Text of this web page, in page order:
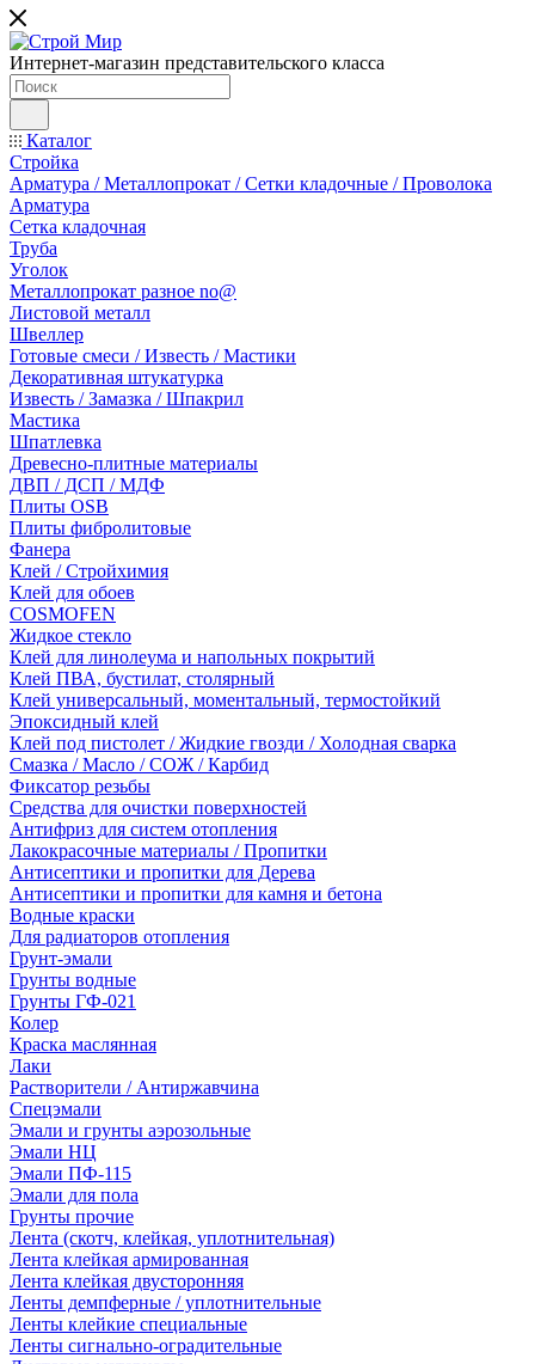
Интернет-магазин представительского класса
Каталог
Стройка
Арматура / Металлопрокат / Сетки кладочные / Проволока
Арматура
Сетка кладочная
Труба
Уголок
Металлопрокат разное no@
Листовой металл
Швеллер
Готовые смеси / Известь / Мастики
Декоративная штукатурка
Известь / Замазка / Шпакрил
Мастика
Шпатлевка
Древесно-плитные материалы
ДВП / ДСП / МДФ
Плиты OSB
Плиты фибролитовые
Фанера
Клей / Стройхимия
Клей для обоев
COSMOFEN
Жидкое стекло
Клей для линолеума и напольных покрытий
Клей ПВА, бустилат, столярный
Клей универсальный, моментальный, термостойкий
Эпоксидный клей
Клей под пистолет / Жидкие гвозди / Холодная сварка
Смазка / Масло / СОЖ / Карбид
Фиксатор резьбы
Средства для очистки поверхностей
Антифриз для систем отопления
Лакокрасочные материалы / Пропитки
Антисептики и пропитки для Дерева
Антисептики и пропитки для камня и бетона
Водные краски
Для радиаторов отопления
Грунт-эмали
Грунты водные
Грунты ГФ-021
Колер
Краска маслянная
Лаки
Растворители / Антиржавчина
Спецэмали
Эмали и грунты аэрозольные
Эмали НЦ
Эмали ПФ-115
Эмали для пола
Грунты прочие
Лента (скотч, клейкая, уплотнительная)
Лента клейкая армированная
Лента клейкая двусторонняя
Ленты демпферные / уплотнительные
Ленты клейкие специальные
Ленты сигнально-оградительные